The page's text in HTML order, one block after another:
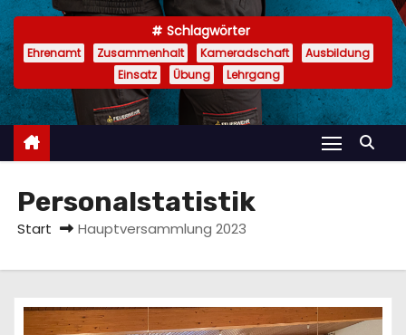
n
Schlagwörter
Ehrenamt Zusammenhalt Kameradschaft
Ausbildung
Einsatz
Übung Lehrgang
Personalstatistik
Start Hauptversammlung 2023